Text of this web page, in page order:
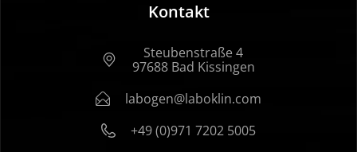
Kontakt
Steubenstraße 4
97688 Bad Kissingen
labogen@laboklin.com
+49 (0)971 7202 5005